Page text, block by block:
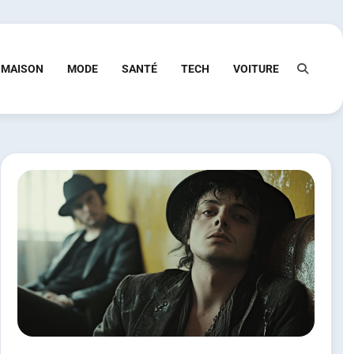
MAISON MODE SANTÉ TECH VOITURE